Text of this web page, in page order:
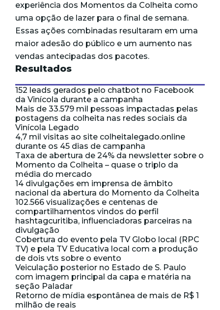
experiência dos Momentos da Colheita como
uma opção de lazer para o final de semana.
Essas ações combinadas resultaram em uma
maior adesão do público e um aumento nas
vendas antecipadas dos pacotes.
Resultados
152 leads gerados pelo chatbot no Facebook
da Vinícola durante a campanha
Mais de 33.579 mil pessoas impactadas pelas
postagens da colheita nas redes sociais da
Vinícola Legado
4,7 mil visitas ao site colheitalegado.online
durante os 45 dias de campanha
Taxa de abertura de 24% da newsletter sobre o
Momento da Colheita – quase o triplo da
média do mercado
14 divulgações em imprensa de âmbito
nacional da abertura do Momento da Colheita
102.566 visualizações e centenas de
compartilhamentos vindos do perfil
hashtagcuritiba, influenciadoras parceiras na
divulgação
Cobertura do evento pela TV Globo local (RPC
TV) e pela TV Educativa local com a produção
de dois vts sobre o evento
Veiculação posterior no Estado de S. Paulo
com imagem principal da capa e matéria na
seção Paladar
Retorno de mídia espontânea de mais de R$ 1
milhão de reais